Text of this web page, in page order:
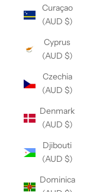
Curaçao
(AUD $)
Cyprus
(AUD $)
Czechia
(AUD $)
Denmark
(AUD $)
Djibouti
(AUD $)
Dominica